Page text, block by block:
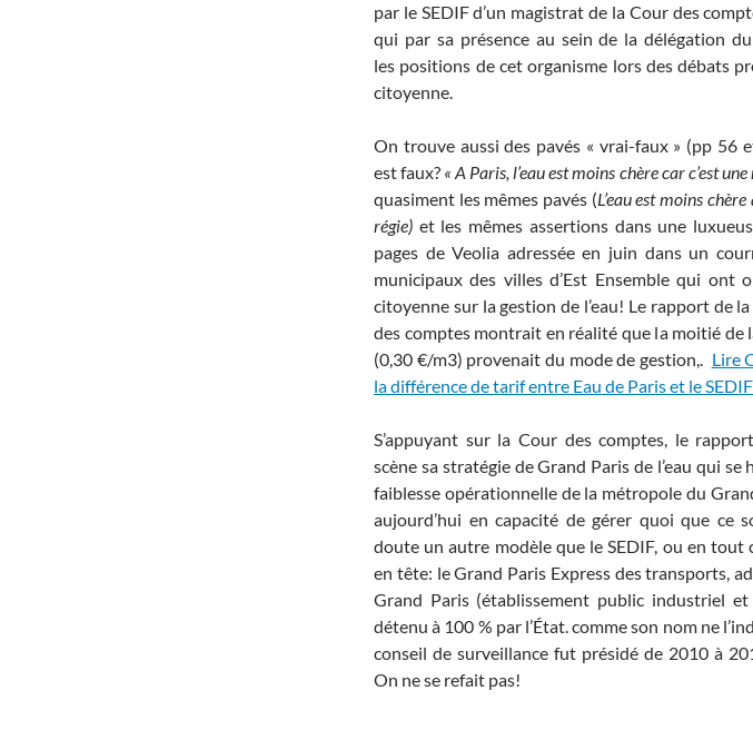
par le SEDIF d’un magistrat de la Cour des
qui par sa présence au sein de la délégation
les positions de cet organisme lors des débats
citoyenne.
On trouve aussi des pavés « vrai-faux » (pp 56
est faux? « A Paris, l’eau est moins chère car c’est une
quasiment les mêmes pavés (L’eau est moins
régie) et les mêmes assertions dans une
pages de Veolia adressée en juin dans un
municipaux des villes d’Est Ensemble qui ont
citoyenne sur la gestion de l’eau! Le rapport de
des comptes montrait en réalité que la moitié de
(0,30 €/m3) provenait du mode de gestion,. Lire
la différence de tarif entre Eau de Paris et le
S’appuyant sur la Cour des comptes, le
scène sa stratégie de Grand Paris de l’eau qui
faiblesse opérationnelle de la métropole du
aujourd’hui en capacité de gérer quoi que ce
doute un autre modèle que le SEDIF, ou en tout
en tête: le Grand Paris Express des transports,
Grand Paris (établissement public industriel et
détenu à 100 % par l’État. comme son nom ne
conseil de surveillance fut présidé de 2010 à
On ne se refait pas!